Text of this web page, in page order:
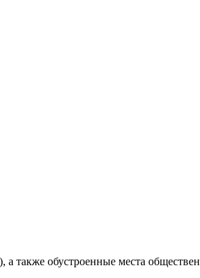
также обустроенные места